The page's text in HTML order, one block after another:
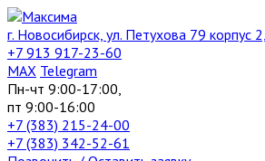
г. Новосибирск, ул. Петухова 79 корпус
+7 913 917-23-60
МАХ Telegram
Пн-чт 9:00-17:00,
пт 9:00-16:00
+7 (383) 215-24-00
+7 (383) 342-52-61